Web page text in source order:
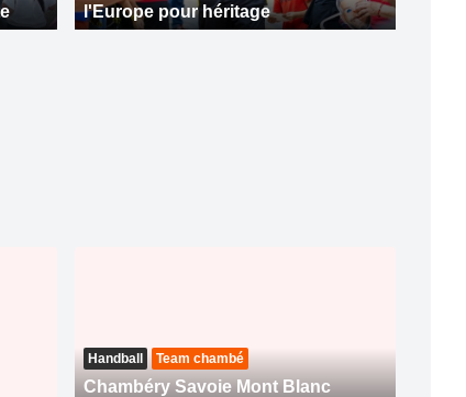
l'Europe pour héritage
Handball Team chambé
Chambéry Savoie Mont Blanc